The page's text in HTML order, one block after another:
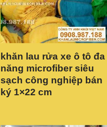
khăn lau rửa xe ô tô đa
năng microfiber siêu
sạch công nghiệp bán
ký 1×22 cm